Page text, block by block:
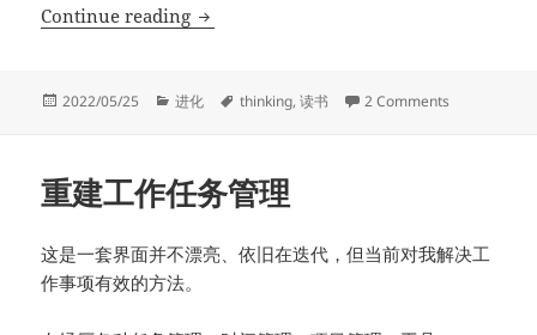
Continue reading 读《娱乐至死》 以及一些胡思乱想
Posted
2022/05/25 Categories
进化 Tags
thinking,读书 2 Comments
重建工作任务管理
这是一套界面并不漂亮、依旧在迭代，但当前对我解决工
作事项有效的方法。